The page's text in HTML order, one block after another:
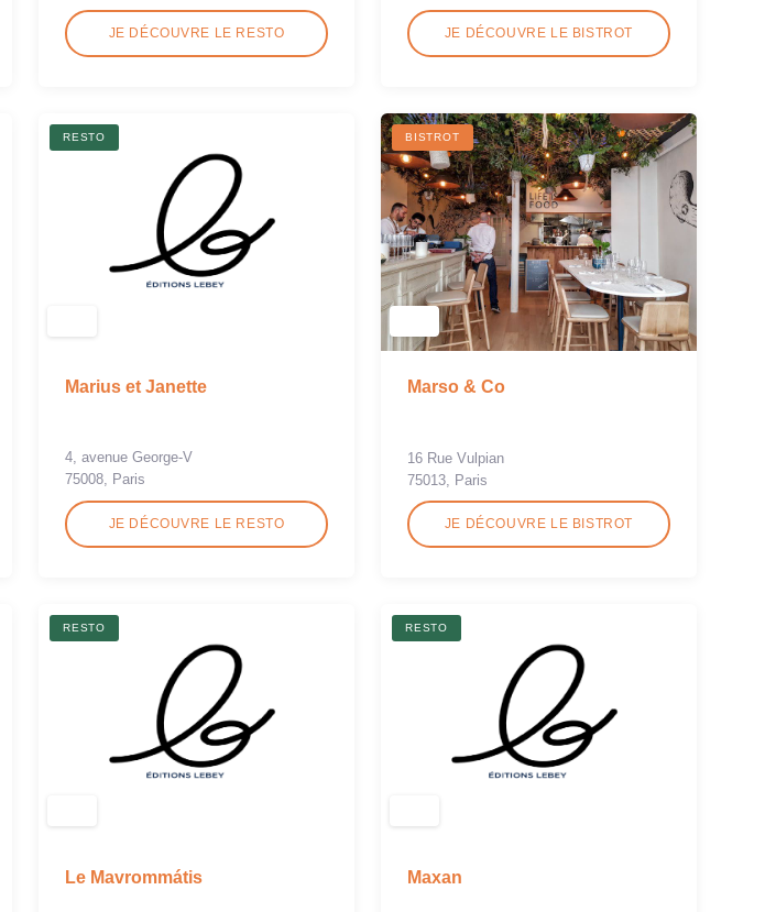
JE DÉCOUVRE LE RESTO JE DÉCOUVRE LE BISTROT
RESTO
Marius et Janette
4, avenue George-V
75008, Paris
JE DÉCOUVRE LE RESTO
BISTROT
Marso & Co
16 Rue Vulpian
75013, Paris
JE DÉCOUVRE LE BISTROT
RESTO
Le Mavrommátis
RESTO
Maxan